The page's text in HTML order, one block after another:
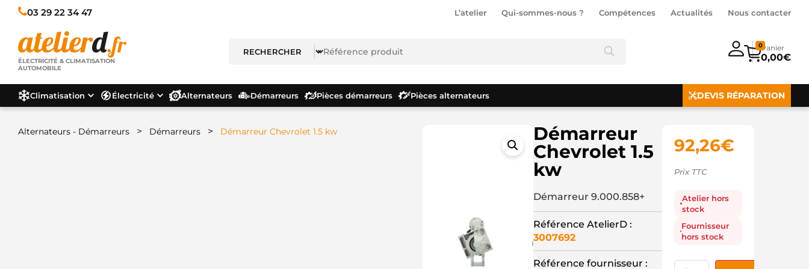
03 29 22 34 47 L’atelier Qui-sommes-nous ? Compétences Actualités Nous contacter
ÉLECTRICITÉ & CLIMATISATION
AUTOMOBILE
0,00€
0
Climatisation Électricité Alternateurs Démarreurs Pièces démarreurs Pièces alternateurs DEVIS RÉPARATION
Alternateurs - Démarreurs > Démarreurs > Démarreur Chevrolet 1.5 kw
Démarreur
Chevrolet 1.5
kw
Démarreur 9.000.858+
Référence AtelierD :
3007692
Référence fournisseur :
92,26€
Prix TTC
Atelier hors
stock
Fournisseur
hors stock